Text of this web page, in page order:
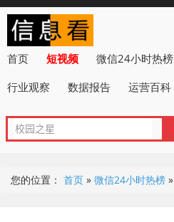
首页 短视频 微信24小时热榜
行业观察
数据报告 运营百科
您的位置： 首页 » 微信24小时热榜 »